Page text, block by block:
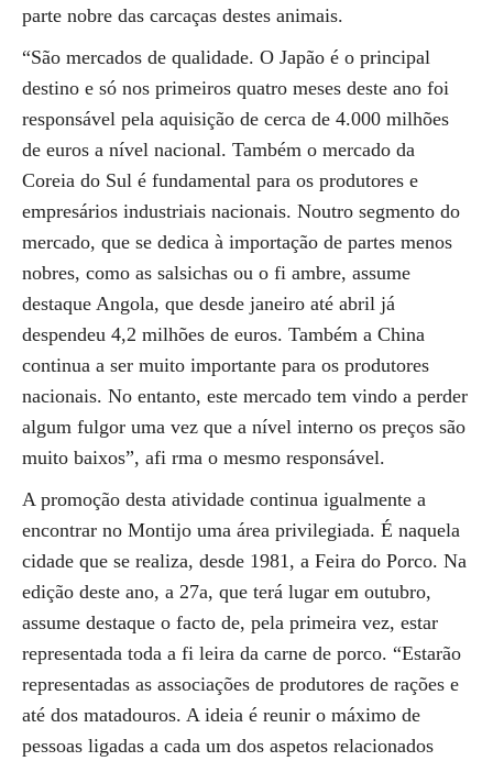
parte nobre das carcaças destes animais.
“São mercados de qualidade. O Japão é o principal
destino e só nos primeiros quatro meses deste ano foi
responsável pela aquisição de cerca de 4.000 milhões
de euros a nível nacional. Também o mercado da
Coreia do Sul é fundamental para os produtores e
empresários industriais nacionais. Noutro segmento do
mercado, que se dedica à importação de partes menos
nobres, como as salsichas ou o fi ambre, assume
destaque Angola, que desde janeiro até abril já
despendeu 4,2 milhões de euros. Também a China
continua a ser muito importante para os produtores
nacionais. No entanto, este mercado tem vindo a perder
algum fulgor uma vez que a nível interno os preços são
muito baixos”, afi rma o mesmo responsável.
A promoção desta atividade continua igualmente a
encontrar no Montijo uma área privilegiada. É naquela
cidade que se realiza, desde 1981, a Feira do Porco. Na
edição deste ano, a 27a, que terá lugar em outubro,
assume destaque o facto de, pela primeira vez, estar
representada toda a fi leira da carne de porco. “Estarão
representadas as associações de produtores de rações e
até dos matadouros. A ideia é reunir o máximo de
pessoas ligadas a cada um dos aspetos relacionados